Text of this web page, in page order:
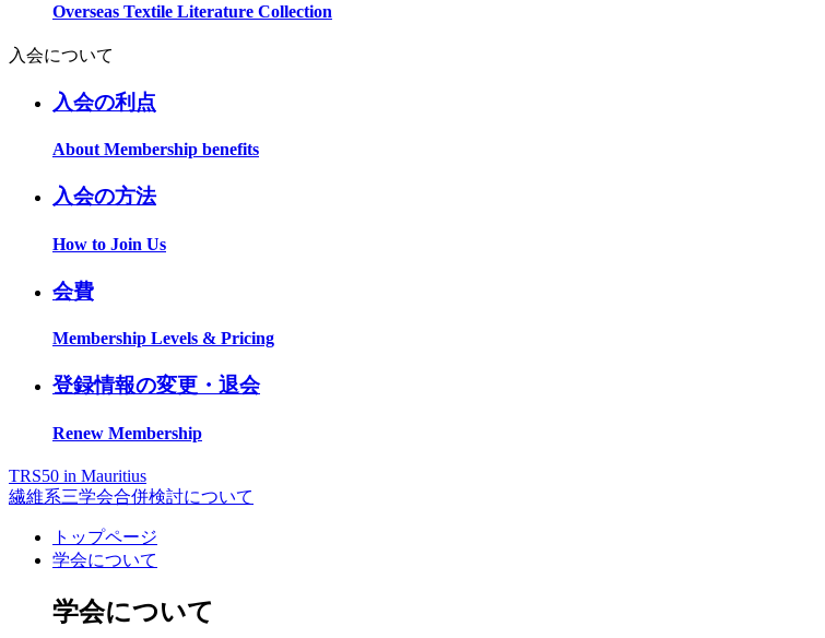
Overseas Textile Literature Collection
入会について
入会の利点
About Membership benefits
入会の方法
How to Join Us
会費
Membership Levels & Pricing
登録情報の変更・退会
Renew Membership
TRS50 in Mauritius
繊維系三学会合併検討について
トップページ
学会について
学会について